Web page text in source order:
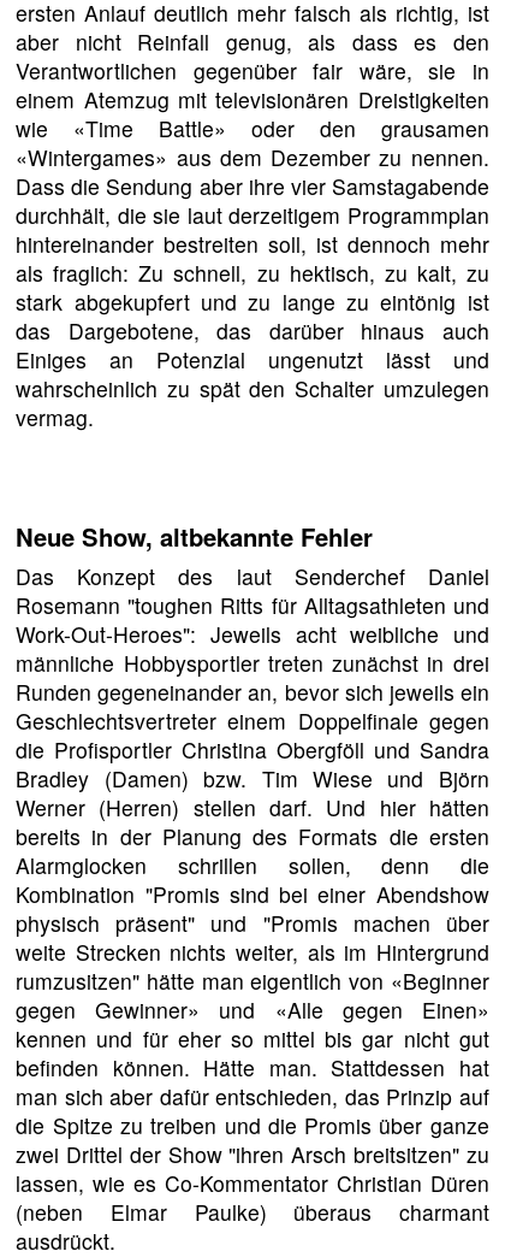
ersten Anlauf deutlich mehr falsch als richtig, ist
aber nicht Reinfall genug, als dass es den
Verantwortlichen gegenüber fair wäre, sie in
einem Atemzug mit televisionären Dreistigkeiten
wie «Time Battle» oder den grausamen
«Wintergames» aus dem Dezember zu nennen.
Dass die Sendung aber ihre vier Samstagabende
durchhält, die sie laut derzeitigem Programmplan
hintereinander bestreiten soll, ist dennoch mehr
als fraglich: Zu schnell, zu hektisch, zu kalt, zu
stark abgekupfert und zu lange zu eintönig ist
das Dargebotene, das darüber hinaus auch
Einiges an Potenzial ungenutzt lässt und
wahrscheinlich zu spät den Schalter umzulegen
vermag.
Neue Show, altbekannte Fehler
Das Konzept des laut Senderchef Daniel
Rosemann "toughen Ritts für Alltagsathleten und
Work-Out-Heroes": Jeweils acht weibliche und
männliche Hobbysportler treten zunächst in drei
Runden gegeneinander an, bevor sich jeweils ein
Geschlechtsvertreter einem Doppelfinale gegen
die Profisportler Christina Obergföll und Sandra
Bradley (Damen) bzw. Tim Wiese und Björn
Werner (Herren) stellen darf. Und hier hätten
bereits in der Planung des Formats die ersten
Alarmglocken schrillen sollen, denn die
Kombination "Promis sind bei einer Abendshow
physisch präsent" und "Promis machen über
weite Strecken nichts weiter, als im Hintergrund
rumzusitzen" hätte man eigentlich von «Beginner
gegen Gewinner» und «Alle gegen Einen»
kennen und für eher so mittel bis gar nicht gut
befinden können. Hätte man. Stattdessen hat
man sich aber dafür entschieden, das Prinzip auf
die Spitze zu treiben und die Promis über ganze
zwei Drittel der Show "ihren Arsch breitsitzen" zu
lassen, wie es Co-Kommentator Christian Düren
(neben Elmar Paulke) überaus charmant
ausdrückt.